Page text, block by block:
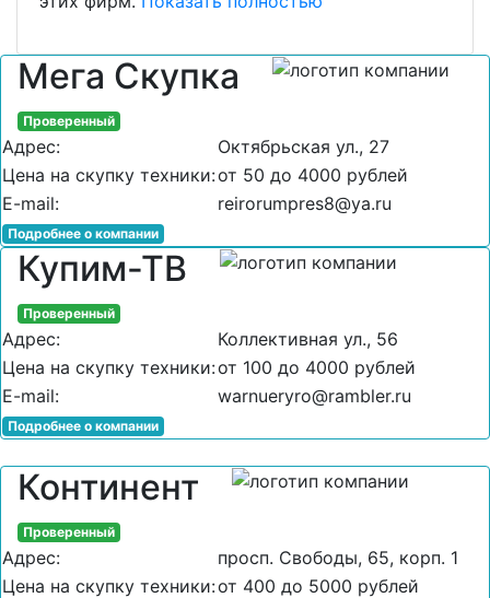
Мега Скупка
Проверенный
Адрес:
Октябрьская ул., 27
Цена на скупку техники:от 50 до 4000 рублей
E-mail:
reirorumpres8@ya.ru
Подробнее о компании
Купим-ТВ
Проверенный
Адрес:
Коллективная ул., 56
Цена на скупку техники:от 100 до 4000 рублей
E-mail:
warnueryro@rambler.ru
Подробнее о компании
Континент
Проверенный
Адрес:
просп. Свободы, 65, корп. 1
Цена на скупку техники:от 400 до 5000 рублей